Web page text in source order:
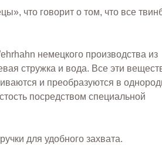
что говорит о том, что все
немецкого производства из
стружка и вода. Все эти
и преобразуются в
посредством специальной
для удобного захвата.